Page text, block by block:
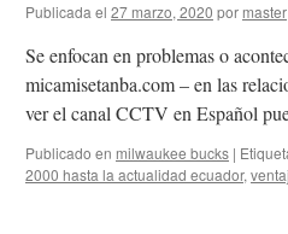
Publicada el 27 marzo, 2020 por master
Se enfocan en problemas o
micamisetanba.com – en las
ver el canal CCTV en Español
Publicado en milwaukee bucks |
2000 hasta la actualidad ecuador,